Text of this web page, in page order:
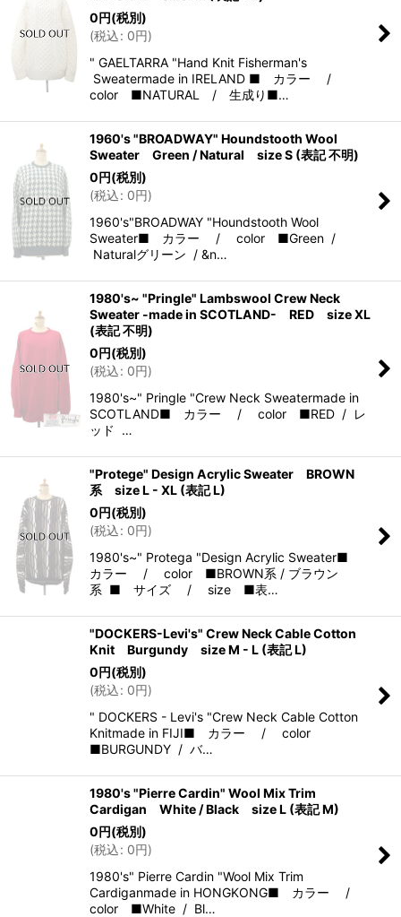
0円(税別)
(税込: 0円)
" GAELTARRA "Hand Knit Fisherman's
Sweatermade in IRELAND ■ カラー /
color ■NATURAL / 生成り■…
1960's "BROADWAY" Houndstooth Wool
Sweater Green / Natural size S (表記 不明)
0円(税別)
(税込: 0円)
1960's"BROADWAY "Houndstooth Wool
Sweater■ カラー / color ■Green /
Naturalグリーン / &n…
1980's~ "Pringle" Lambswool Crew Neck
Sweater -made in SCOTLAND- RED size XL
(表記 不明)
0円(税別)
(税込: 0円)
1980's~" Pringle "Crew Neck Sweatermade in
SCOTLAND■ カラー / color ■RED / レ
ッド …
"Protege" Design Acrylic Sweater BROWN
系 size L - XL (表記 L)
0円(税別)
(税込: 0円)
1980's~" Protega "Design Acrylic Sweater■
カラー / color ■BROWN系 / ブラウン
系 ■ サイズ / size ■表…
"DOCKERS-Levi's" Crew Neck Cable Cotton
Knit Burgundy size M - L (表記 L)
0円(税別)
(税込: 0円)
" DOCKERS - Levi's "Crew Neck Cable Cotton
Knitmade in FIJI■ カラー / color
■BURGUNDY / バ…
1980's "Pierre Cardin" Wool Mix Trim
Cardigan White / Black size L (表記 M)
0円(税別)
(税込: 0円)
1980's" Pierre Cardin "Wool Mix Trim
Cardiganmade in HONGKONG■ カラー /
color ■White / Bl…